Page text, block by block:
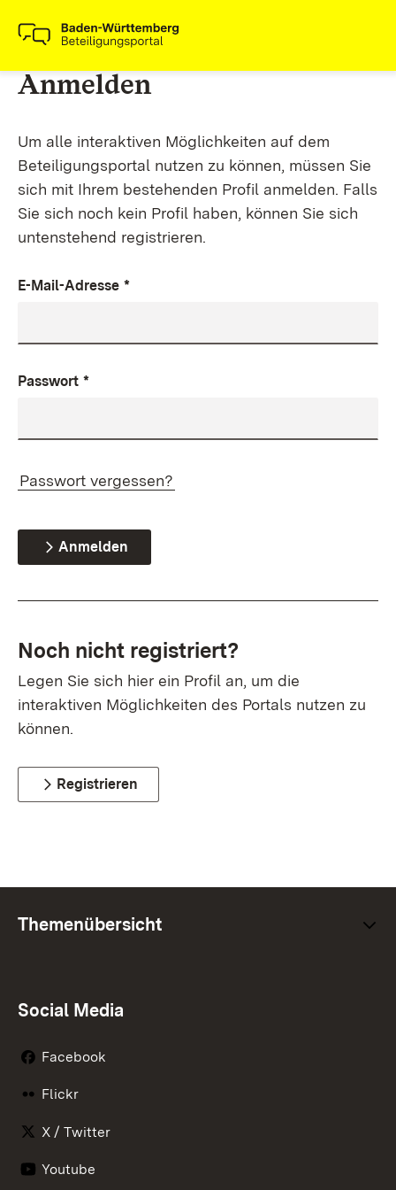
Anmelden
Um alle interaktiven Möglichkeiten auf dem
Beteiligungsportal nutzen zu können, müssen Sie
sich mit Ihrem bestehenden Profil anmelden. Falls
Sie sich noch kein Profil haben, können Sie sich
untenstehend registrieren.
E-Mail-Adresse *
Passwort *
Passwort vergessen?
Anmelden
Noch nicht registriert?
Legen Sie sich hier ein Profil an, um die
interaktiven Möglichkeiten des Portals nutzen zu
können.
Registrieren
Themenübersicht
Social Media
Facebook
Flickr
X / Twitter
Youtube